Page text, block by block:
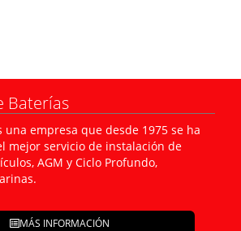
Baterías
una empresa que desde 1975 se ha
mejor servicio de instalación de
AGM y Ciclo Profundo,
MÁS INFORMACIÓN